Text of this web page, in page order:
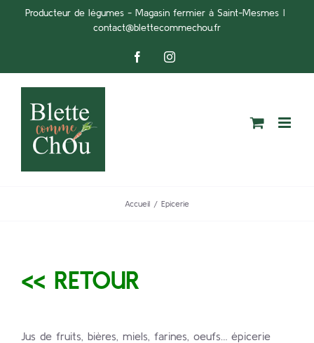
PasserProducteur de légumes - Magasin fermier à Saint-Mesmes |
contact@blettecommechou.fr
FacebookInstagram
Accueil Epicerie
<< RETOUR
Jus de fruits, bières, miels, farines, oeufs… épicerie